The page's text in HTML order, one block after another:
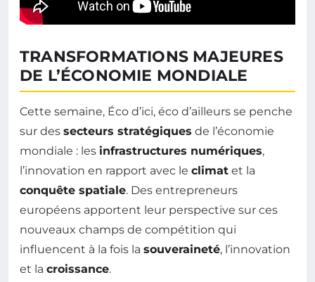
TRANSFORMATIONS MAJEURES
DE L’ÉCONOMIE MONDIALE
Cette semaine, Éco d’ici, éco d’ailleurs se penche
sur des secteurs stratégiques de l’économie
mondiale : les infrastructures numériques,
l’innovation en rapport avec le climat et la
conquête spatiale. Des entrepreneurs
européens apportent leur perspective sur ces
nouveaux champs de compétition qui
influencent à la fois la souveraineté, l’innovation
et la croissance.